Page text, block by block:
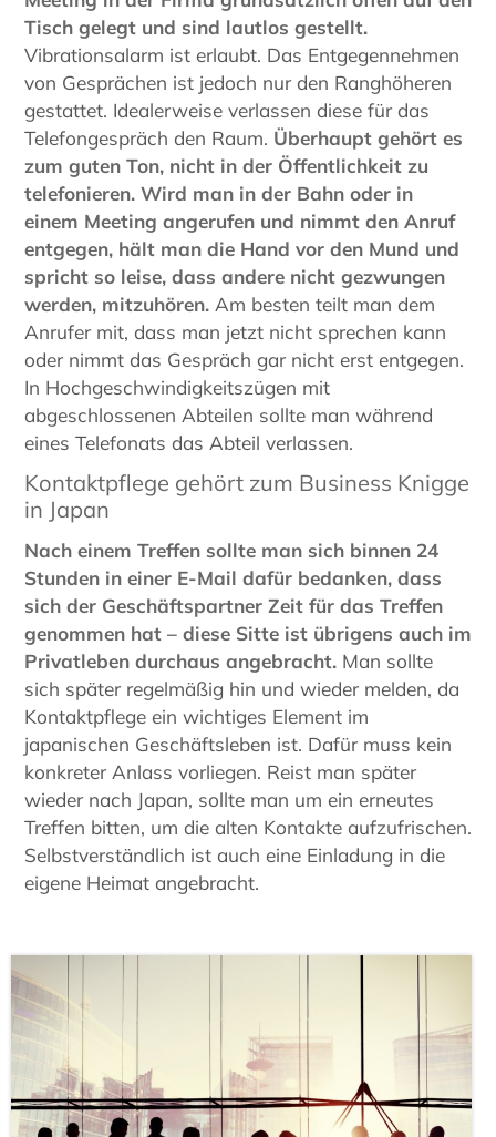
Tisch gelegt und sind lautlos gestellt.
Vibrationsalarm ist erlaubt. Das Entgegennehmen
von Gesprächen ist jedoch nur den Ranghöheren
gestattet. Idealerweise verlassen diese für das
Telefongespräch den Raum. Überhaupt gehört es
zum guten Ton, nicht in der Öffentlichkeit zu
telefonieren. Wird man in der Bahn oder in
einem Meeting angerufen und nimmt den Anruf
entgegen, hält man die Hand vor den Mund und
spricht so leise, dass andere nicht gezwungen
werden, mitzuhören. Am besten teilt man dem
Anrufer mit, dass man jetzt nicht sprechen kann
oder nimmt das Gespräch gar nicht erst entgegen.
In Hochgeschwindigkeitszügen mit
abgeschlossenen Abteilen sollte man während
eines Telefonats das Abteil verlassen.
Kontaktpflege gehört zum Business Knigge
in Japan
Nach einem Treffen sollte man sich binnen 24
Stunden in einer E-Mail dafür bedanken, dass
sich der Geschäftspartner Zeit für das Treffen
genommen hat – diese Sitte ist übrigens auch im
Privatleben durchaus angebracht. Man sollte
sich später regelmäßig hin und wieder melden, da
Kontaktpflege ein wichtiges Element im
japanischen Geschäftsleben ist. Dafür muss kein
konkreter Anlass vorliegen. Reist man später
wieder nach Japan, sollte man um ein erneutes
Treffen bitten, um die alten Kontakte aufzufrischen.
Selbstverständlich ist auch eine Einladung in die
eigene Heimat angebracht.